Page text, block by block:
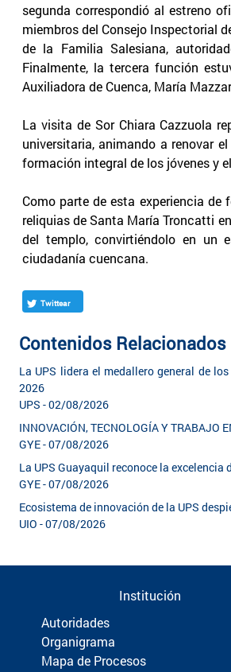
segunda correspondió al estreno
miembros del Consejo Inspectorial
de la Familia Salesiana,
Finalmente, la tercera función
Auxiliadora de Cuenca, María
La visita de Sor Chiara Cazzuola
universitaria, animando a renovar
formación integral de los jóvenes y
Como parte de esta experiencia
reliquias de Santa María Troncatti
del templo, convirtiéndolo en un
ciudadanía cuencana.
Twittear
Contenidos Relacionados
La UPS lidera el medallero general de
2026
UPS - 02/08/2026
INNOVACIÓN, TECNOLOGÍA Y TRABAJO
GYE - 07/08/2026
La UPS Guayaquil reconoce la
GYE - 07/08/2026
Ecosistema de innovación de la UPS
UIO - 07/08/2026
Institución
Autoridades
Organigrama
Mapa de Procesos